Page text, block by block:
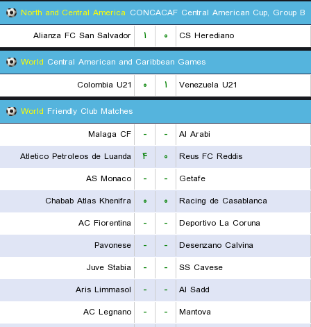
North and Central America CONCACAF Central American Cup, Group B
Alianza FC San Salvador
۱ ۰
CS Herediano
World Central American and Caribbean Games
Colombia U21
۰ ۱
Venezuela U21
World Friendly Club Matches
Malaga CF
- -
Al Arabi
Atletico Petroleos de Luanda
۴ ۰
Reus FC Reddis
AS Monaco
- -
Getafe
Chabab Atlas Khenifra
۰ ۰
Racing de Casablanca
AC Fiorentina
- -
Deportivo La Coruna
Pavonese
- -
Desenzano Calvina
Juve Stabia
- -
SS Cavese
Aris Limmasol
- -
Al Sadd
AC Legnano
- -
Mantova